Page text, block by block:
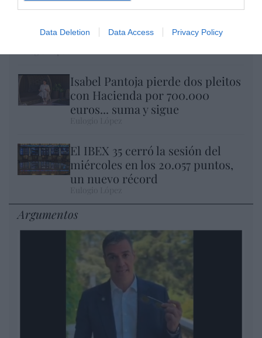
Data Deletion Data Access Privacy Policy
Nokia, Ericsson... Huawei: lo que importan
son las patentes
Isabel Pantoja pierde dos pleitos
con Hacienda por 700.000
euros... suma y sigue
El IBEX 35 cerró la sesión del
miércoles en los 20.057 puntos,
un nuevo récord
Argumentos